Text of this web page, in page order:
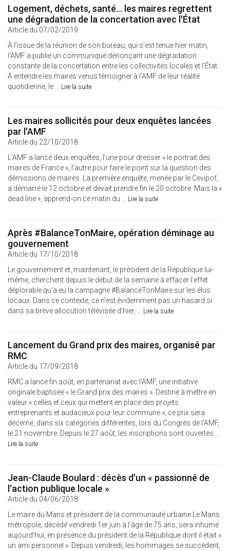
Logement, déchets, santé… les maires regrettent
une dégradation de la concertation avec l'État
Article du 07/02/2019
À l’issue de la réunion de son bureau, qui s’est tenue hier matin,
l’AMF a publié un communiqué dénonçant une dégradation
constante de la concertation entre les collectivités locales et l’État.
À entendre les maires venus témoigner à l’AMF de leur réalité
quotidienne, le ... Lire la suite
Les maires sollicités pour deux enquêtes lancées
par l'AMF
Article du 22/10/2018
L’AMF a lancé deux enquêtes, l’une pour dresser « le portrait des
maires de France », l’autre pour faire le point sur la question des
démissions de maires. La première enquête, menée par le Cevipof,
a démarré le 12 octobre et devait prendre fin le 20 octobre. Mais la «
dead line », apprend-on ce matin du ... Lire la suite
Après #BalanceTonMaire, opération déminage au
gouvernement
Article du 17/10/2018
Le gouvernement et, maintenant, le président de la République lui-
même, cherchent depuis le début de la semaine à effacer l’effet
déplorable qu’a eu la campagne #BalanceTonMaire sur les élus
locaux. Dans ce contexte, ce n’est évidemment pas un hasard si
dans sa brève allocution télévisée d’hier, ... Lire la suite
Lancement du Grand prix des maires, organisé par
RMC
Article du 17/09/2018
RMC a lancé fin août, en partenariat avec l'AMF, une initiative
originale baptisée « le Grand prix des maires ». Destiné à mettre en
valeur « celles et ceux qui mettent en place des projets
entreprenants et audacieux pour leur commune », ce prix sera
décerné, dans six catégories différentes, lors du Congrès de l'AMF,
le 21 novembre. Depuis le 27 août, les inscriptions sont ouvertes ...
Lire la suite
Jean-Claude Boulard : décès d'un « passionné de
l'action publique locale »
Article du 04/06/2018
Le maire du Mans et président de la communauté urbaine Le Mans
métropole, décédé vendredi 1er juin à l’âge de 75 ans, sera inhumé
aujourd’hui, en présence du président de la République dont il était «
un ami personnel ». Depuis vendredi, les hommages se succèdent,